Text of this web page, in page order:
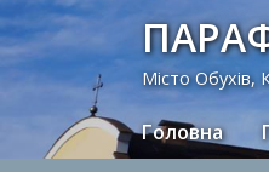
Місто Обухів,
Головна